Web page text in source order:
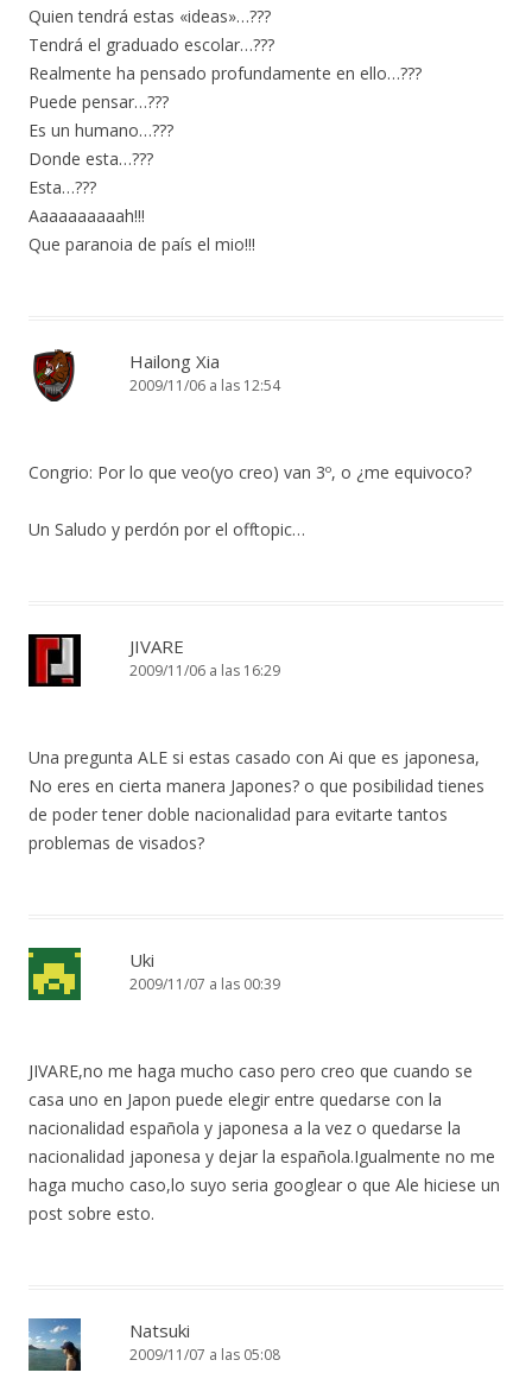
Quien tendrá estas «ideas»…???
Tendrá el graduado escolar…???
Realmente ha pensado profundamente en ello…???
Puede pensar…???
Es un humano…???
Donde esta…???
Esta…???
Aaaaaaaaaah!!!
Que paranoia de país el mio!!!
Hailong Xia
2009/11/06 a las 12:54
Congrio: Por lo que veo(yo creo) van 3º, o ¿me equivoco?
Un Saludo y perdón por el offtopic…
JIVARE
2009/11/06 a las 16:29
Una pregunta ALE si estas casado con Ai que es japonesa,
No eres en cierta manera Japones? o que posibilidad tienes
de poder tener doble nacionalidad para evitarte tantos
problemas de visados?
Uki
2009/11/07 a las 00:39
JIVARE,no me haga mucho caso pero creo que cuando se
casa uno en Japon puede elegir entre quedarse con la
nacionalidad española y japonesa a la vez o quedarse la
nacionalidad japonesa y dejar la española.Igualmente no me
haga mucho caso,lo suyo seria googlear o que Ale hiciese un
post sobre esto.
Natsuki
2009/11/07 a las 05:08